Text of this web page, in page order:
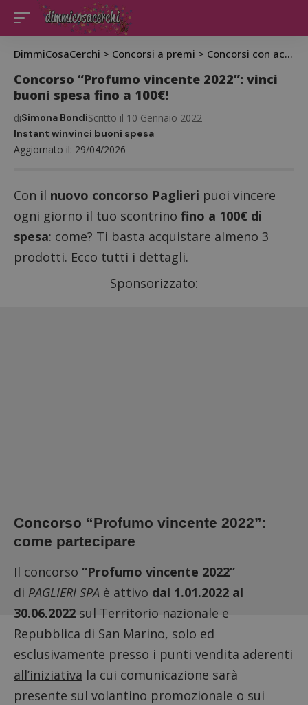
DimmiCosaCerchi > Concorsi a premi > Concorsi con acquisto
Concorso “Profumo vincente 2022”: vinci
buoni spesa fino a 100€!
Aggiornato il: 29/04/2026
diSimona BondiScritto il 10 Gennaio 2022
Instant winvinci buoni spesa
Con il nuovo concorso Paglieri puoi vincere
ogni giorno il tuo scontrino fino a 100€ di
spesa: come? Ti basta acquistare almeno 3
prodotti. Ecco tutti i dettagli.
Sponsorizzato:
Concorso “Profumo vincente 2022”:
come partecipare
Il concorso “Profumo vincente 2022”
di PAGLIERI SPA è attivo dal 1.01.2022 al
30.06.2022 sul Territorio nazionale e
Repubblica di San Marino, solo ed
esclusivamente presso i punti vendita aderenti
all’iniziativa la cui comunicazione sarà
presente sul volantino promozionale o sui